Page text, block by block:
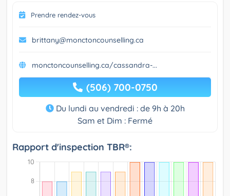
Prendre rendez-vous
brittany@monctoncounselling.ca
monctoncounselling.ca/cassandra-...
(506) 700-0750
Du lundi au vendredi : de 9h à 20h
Sam et Dim : Fermé
Rapport d'inspection TBR®: